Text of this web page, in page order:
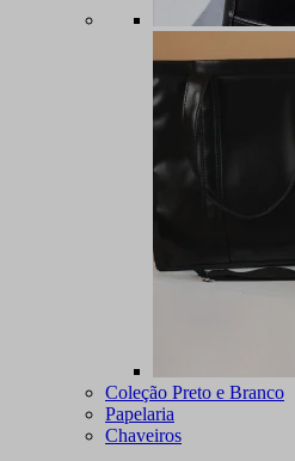
Coleção Preto e Branco
Papelaria
Chaveiros